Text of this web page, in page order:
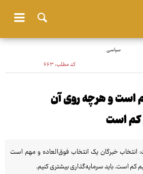
سیاسی
کد مطلب:۶۶۳
است و هرچه روی آن
کم است
انتخاب خبرگان یک انتخاب فوق‌العاده و مهم است
کم است. باید سرمایه‌گذاری بیشتری کنیم.